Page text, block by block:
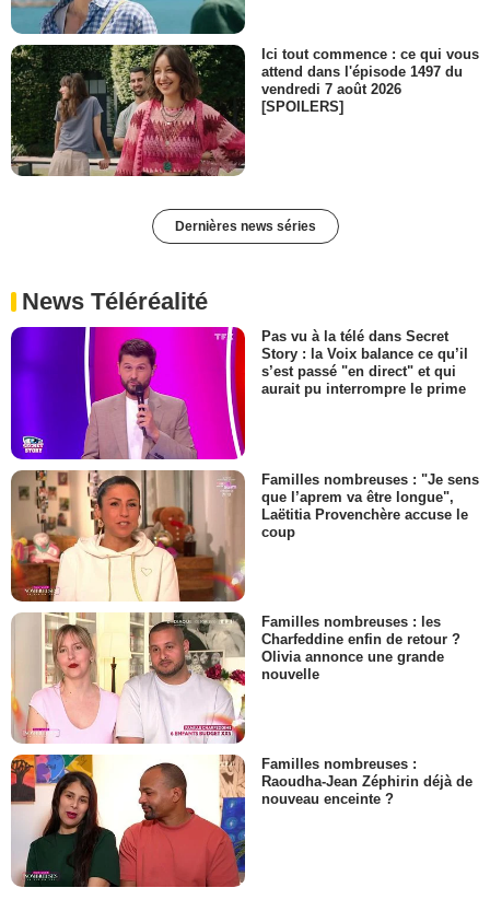
Ici tout commence : ce qui vous
attend dans l'épisode 1497 du
vendredi 7 août 2026
[SPOILERS]
Dernières news séries
News Téléréalité
Pas vu à la télé dans Secret
Story : la Voix balance ce qu’il
s’est passé "en direct" et qui
aurait pu interrompre le prime
Familles nombreuses : "Je sens
que l’aprem va être longue",
Laëtitia Provenchère accuse le
coup
Familles nombreuses : les
Charfeddine enfin de retour ?
Olivia annonce une grande
nouvelle
Familles nombreuses :
Raoudha-Jean Zéphirin déjà de
nouveau enceinte ?